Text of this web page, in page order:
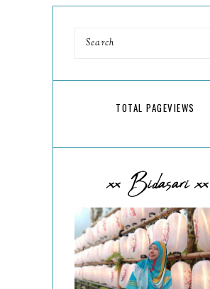
TOTAL PAGEVIEWS
xx Bidasari xx